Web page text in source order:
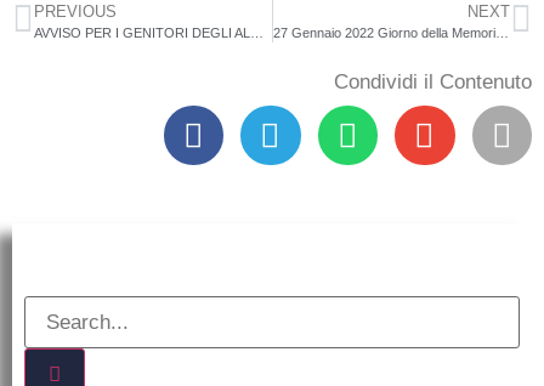
PREVIOUS NEXT
27 Gennaio 2022 Giorno della Memoria Scuola Primaria Maropati classi IV e V
Condividi il Contenuto